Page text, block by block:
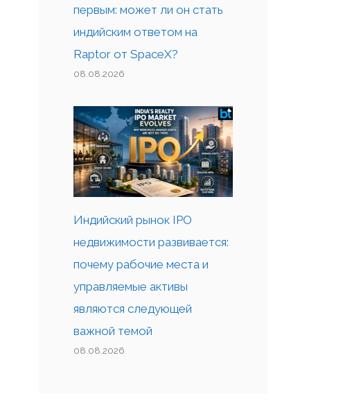
первым: может ли он стать
индийским ответом на
Raptor от SpaceX?
08.08.2026
Индийский рынок IPO
недвижимости развивается:
почему рабочие места и
управляемые активы
являются следующей
важной темой
08.08.2026